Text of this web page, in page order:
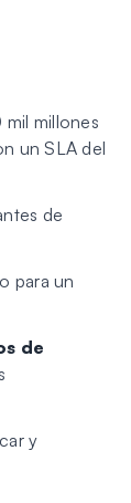
mil millones
un SLA del
de
para un
de
y